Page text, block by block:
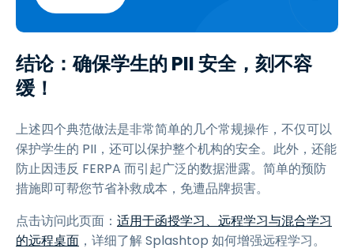
结论：确保学生的 PII 安全，刻不容
缓！
上述四个典范做法是非常简单的几个常规操作，不仅可以
保护学生的 PII，还可以保护整个机构的安全。此外，还能
防止因违反 FERPA 而引起广泛的数据泄露。简单的预防
措施即可帮您节省补救成本，免遭品牌损害。
点击访问此页面： 适用于函授学习、远程学习与混合学习
的远程桌面 ，详细了解 Splashtop 如何增强远程学习。